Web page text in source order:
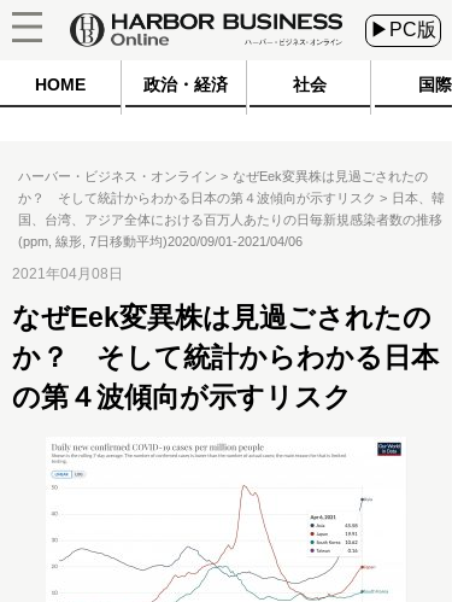
▶PC版
HOME 政治・経済 社会 国際
ハーバー・ビジネス・オンライン
なぜEek変異株は見過ごされたの
か？ そして統計からわかる日本の第４波傾向が示すリスク
日本、韓
国、台湾、アジア全体における百万人あたりの日毎新規感染者数の推移
(ppm, 線形, 7日移動平均)2020/09/01-2021/04/06
2021年04月08日
なぜEek変異株は見過ごされたの
か？ そして統計からわかる日本
の第４波傾向が示すリスク